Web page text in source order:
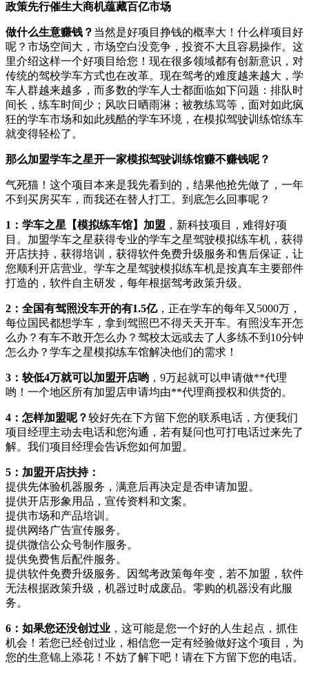
政策先行催生大商机蕴藏百亿市场
做什么生意赚钱？ 当然是好项目挣钱的概率大！什么样项目好
呢？市场空间大，市场空白没竞争，投资不大且容易操作。这
里介绍这样一个好项目给您！现在很多领域都有创新意识，对
传统的驾校学车方式也在改革。现在驾考的难度越来越大，学
车人群越来越多，而多数的学车人士都面临如下问题：排队时
间长，练车时间少；风吹日晒雨淋；被教练骂等，面对如此疯
狂的学车市场和如此残酷的学车环境，在模拟驾驶训练馆练车
就变得轻松了。
那么加盟学车之星开一家模拟驾驶训练馆赚不赚钱呢？
气死猫！这个项目本来是我先看到的，结果他抢先做了，一年
不到买房买车，而我还在替人打工。到底怎么回事呢？
1： 学车之星【模拟练车馆】加盟 ，新科技项目，难得好项
目。加盟学车之星获得专业的学车之星驾驶模拟练车机，获得
开店扶持，获得培训，获得软件免费升级服务和售后保证，让
您顺利开店营业。学车之星驾驶模拟练车机是按真车主要部件
打造的，软件自主研发，每年根据驾考政策升级。
2： 全国有驾照没车开的有1.5亿，正在学车的每年又5000万，
每位国民都想学车，拿到驾照巴不得天天开车。有照没车开怎
么办？有车不敢开怎么办？驾校太远或去了人多练不到10分钟
怎么办？学车之星模拟练车馆解决他们的需求！
3： 较低4万就可以加盟开店哟 ，9万起就可以申请做**代理
哟！一个地区所有加盟店申请均由**代理商授权和供货的。
4： 怎样加盟呢？较好先在下方留下您的联系电话，方便我们
项目经理主动去电话和您沟通，若有疑问也可打电话过来先了
解。我们项目经理会告诉您如何加盟。
5： 加盟开店扶持：
提供先体验机器服务，满意后再决定是否申请加盟。
提供开店形象用品，宣传资料和文案。
提供市场和产品培训。
提供网络广告宣传服务。
提供微信公众号制作服务。
提供免费售后配件服务。
提供软件免费升级服务。因驾考政策每年变，若不加盟，软件
无法根据政策升级，机器过时成废品。零购的机器没有此服
务。
6： 如果您还没创过业 ，这可能是您一个好的人生起点，抓住
机会！若您已经创过业，相信您一定有经验做好这个项目，为
您的生意锦上添花！不妨了解下吧！请在下方留下您的电话。